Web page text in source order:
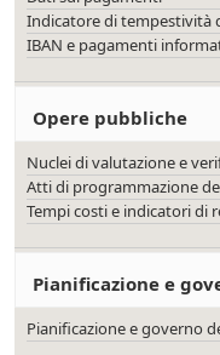
Indicatore di tempestività
IBAN e pagamenti
Opere pubbliche
Nuclei di valutazione e
Atti di programmazione
Tempi costi e indicatori di
Pianificazione e
Pianificazione e governo